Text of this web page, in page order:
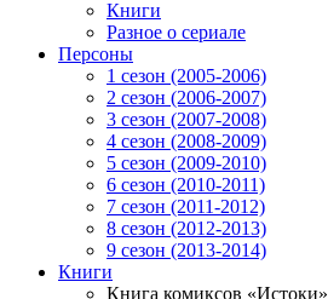
Книги
Разное о сериале
Персоны
1 сезон (2005-2006)
2 сезон (2006-2007)
3 сезон (2007-2008)
4 сезон (2008-2009)
5 сезон (2009-2010)
6 сезон (2010-2011)
7 сезон (2011-2012)
8 сезон (2012-2013)
9 сезон (2013-2014)
Книги
Книга комиксов «Истоки»